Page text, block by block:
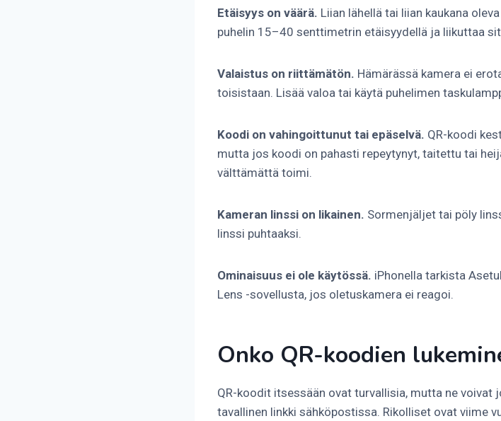
Etäisyys on väärä. Liian lähellä tai liian kaukana
puhelin 15–40 senttimetrin etäisyydellä ja liikuttaa
Valaistus on riittämätön. Hämärässä kamera ei
toisistaan. Lisää valoa tai käytä puhelimen
Koodi on vahingoittunut tai epäselvä. QR-koodi
mutta jos koodi on pahasti repeytynyt, taitettu tai
välttämättä toimi.
Kameran linssi on likainen. Sormenjäljet tai pöly
linssi puhtaaksi.
Ominaisuus ei ole käytössä. iPhonella tarkista
Lens -sovellusta, jos oletuskamera ei reagoi.
Onko QR-koodien
QR-koodit itsessään ovat turvallisia, mutta ne voivat
tavallinen linkki sähköpostissa. Rikolliset ovat viime